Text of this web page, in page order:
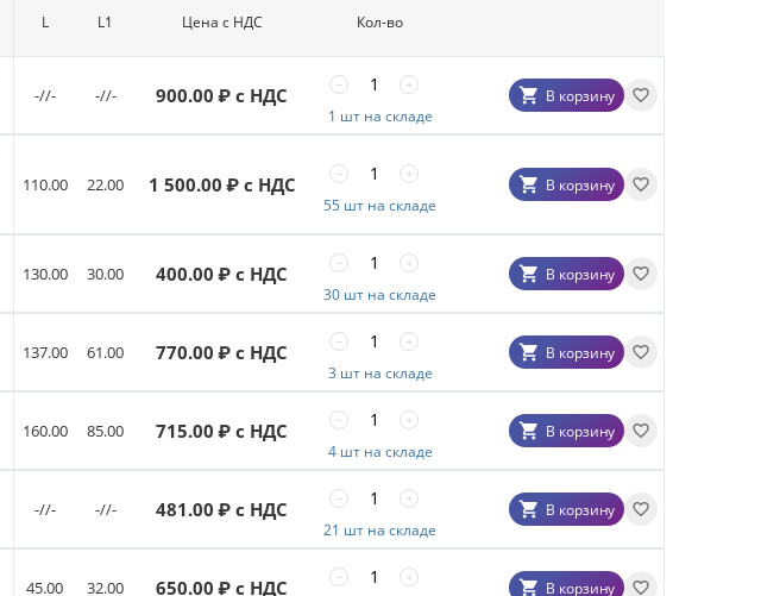
L L1 Цена с НДС Кол-во
-//- -//- 900.00 ₽ с НДС +
−
1 шт на складе
В корзину
110.00 22.00 1 500.00 ₽ с НДС +
−
55 шт на складе
В корзину
130.00 30.00 400.00 ₽ с НДС +
−
30 шт на складе
В корзину
137.00 61.00 770.00 ₽ с НДС +
−
3 шт на складе
В корзину
160.00 85.00 715.00 ₽ с НДС +
−
4 шт на складе
В корзину
-//- -//- 481.00 ₽ с НДС +
−
21 шт на складе
В корзину
45.00 32.00 650.00 ₽ с НДС +
−
В корзину